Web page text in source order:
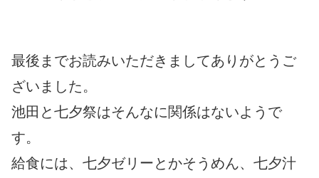
最後までお読みいただきましてありがとうご
ざいました。
池田と七夕祭はそんなに関係はないようで
す。
給食には、七夕ゼリーとかそうめん、七夕汁